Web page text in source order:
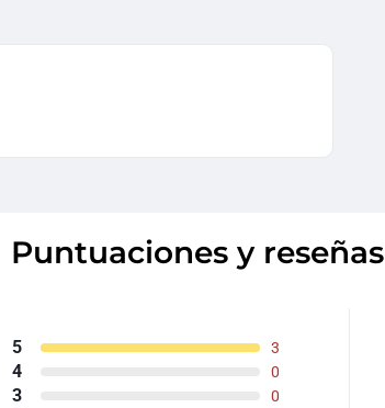
Puntuaciones y reseñas
5 3
4 0
3 0